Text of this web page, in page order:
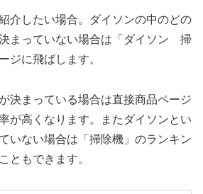
介したい場合。ダイソンの中のどの
まっていない場合は「ダイソン 掃
ジに飛ばします。
決まっている場合は直接商品ページ
が高くなります。またダイソンとい
いない場合は「掃除機」のランキン
ともできます。